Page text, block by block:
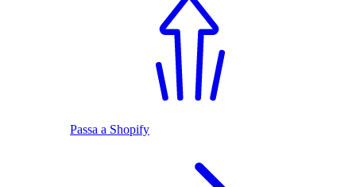
Passa a Shopify